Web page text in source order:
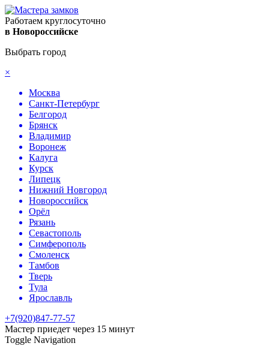
Работаем круглосуточно
в Новороссийске
Выбрать город
×
Москва
Санкт-Петербург
Белгород
Брянск
Владимир
Воронеж
Калуга
Курск
Липецк
Нижний Новгород
Новороссийск
Орёл
Рязань
Севастополь
Симферополь
Смоленск
Тамбов
Тверь
Тула
Ярославль
+7(920)847-77-57
Мастер приедет через 15 минут
Toggle Navigation